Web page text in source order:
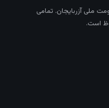
ملی آزربایجان. تمامی
است.